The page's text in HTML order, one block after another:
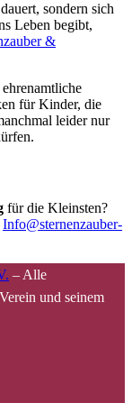
sondern sich
Leben begibt,
&
für Kinder, die
leider nur
für die Kleinsten?
Info@sternenzauber-
– Alle
und seinem